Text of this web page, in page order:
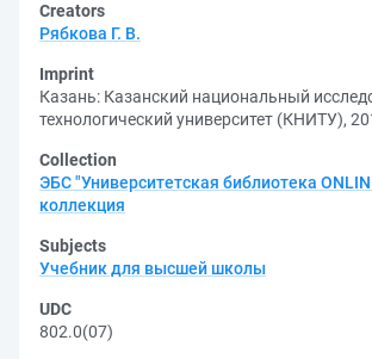
Creators
Рябкова Г. В.
Imprint
Казань: Казанский национальный
технологический университет (КНИТУ),
Collection
ЭБС "Университетская библиотека
коллекция
Subjects
Учебник для высшей школы
UDC
802.0(07)